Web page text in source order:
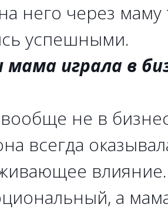
него через
успешными.
мама играла в
не в
всегда
а